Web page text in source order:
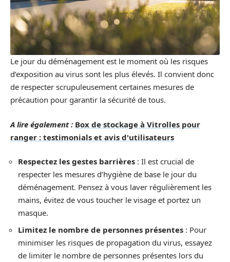
Le jour du déménagement est le moment où les risques
d’exposition au virus sont les plus élevés. Il convient donc
de respecter scrupuleusement certaines mesures de
précaution pour garantir la sécurité de tous.
A lire également : Box de stockage à Vitrolles pour
ranger : testimonials et avis d'utilisateurs
Respectez les gestes barrières : Il est crucial de
respecter les mesures d’hygiène de base le jour du
déménagement. Pensez à vous laver régulièrement les
mains, évitez de vous toucher le visage et portez un
masque.
Limitez le nombre de personnes présentes : Pour
minimiser les risques de propagation du virus, essayez
de limiter le nombre de personnes présentes lors du